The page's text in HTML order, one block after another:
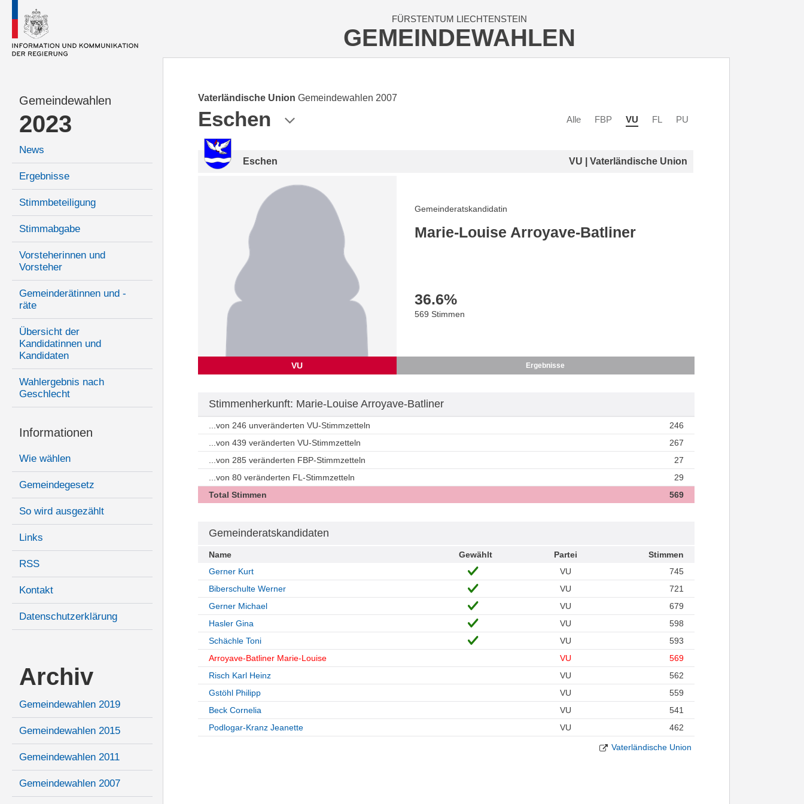
FÜRSTENTUM LIECHTENSTEIN
GEMEINDEWAHLEN
Gemeindewahlen
2023
News
Ergebnisse
Stimmbeteiligung
Stimmabgabe
Vorsteherinnen und
Vorsteher
Gemeinderätinnen und -
räte
Übersicht der
Kandidatinnen und
Kandidaten
Wahlergebnis nach
Geschlecht
Informationen
Wie wählen
Gemeindegesetz
So wird ausgezählt
Links
RSS
Kontakt
Datenschutzerklärung
Archiv
Gemeindewahlen 2019
Gemeindewahlen 2015
Gemeindewahlen 2011
Gemeindewahlen 2007
Vaterländische Union Gemeindewahlen 2007
Eschen Alle FBP VU FL PU
Eschen VU | Vaterländische Union
VU
Gemeinderatskandidatin
Marie-Louise Arroyave-Batliner
36.6%
569 Stimmen
Ergebnisse
Stimmenherkunft: Marie-Louise Arroyave-Batliner
...von 246 unveränderten VU-Stimmzetteln
246
...von 439 veränderten VU-Stimmzetteln
267
...von 285 veränderten FBP-Stimmzetteln
27
...von 80 veränderten FL-Stimmzetteln
29
Total Stimmen
569
Gemeinderatskandidaten
Name Gewählt Partei
Stimmen
Gerner Kurt
VU
745
Biberschulte Werner
VU
721
Gerner Michael
VU
679
Hasler Gina
VU
598
Schächle Toni
VU
593
Arroyave-Batliner Marie-Louise
VU
569
Risch Karl Heinz
VU
562
Gstöhl Philipp
VU
559
Beck Cornelia
VU
541
Podlogar-Kranz Jeanette
VU 462
Vaterländische Union